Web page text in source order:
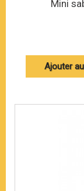
Mini
Ajouter